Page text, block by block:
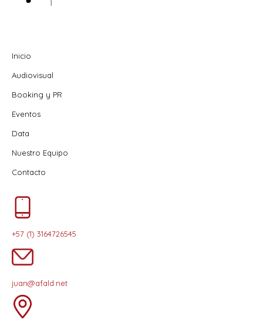
Inicio
Audiovisual
Booking y PR
Eventos
Data
Nuestro Equipo
Contacto
+57 (1) 3164726545
juan@afald.net